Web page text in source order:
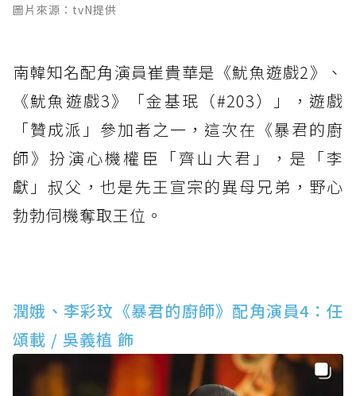
圖片來源：tvN提供
南韓知名配角演員崔貴華是《魷魚遊戲2》、
《魷魚遊戲3》「金基珉（#203）」，遊戲
「贊成派」參加者之一，這次在《暴君的廚
師》扮演心機權臣「齊山大君」，是「李
獻」叔父，也是先王宣宗的異母兄弟，野心
勃勃伺機奪取王位。
潤娥、李彩玟《暴君的廚師》配角演員4：任
頌載 / 吳義植 飾